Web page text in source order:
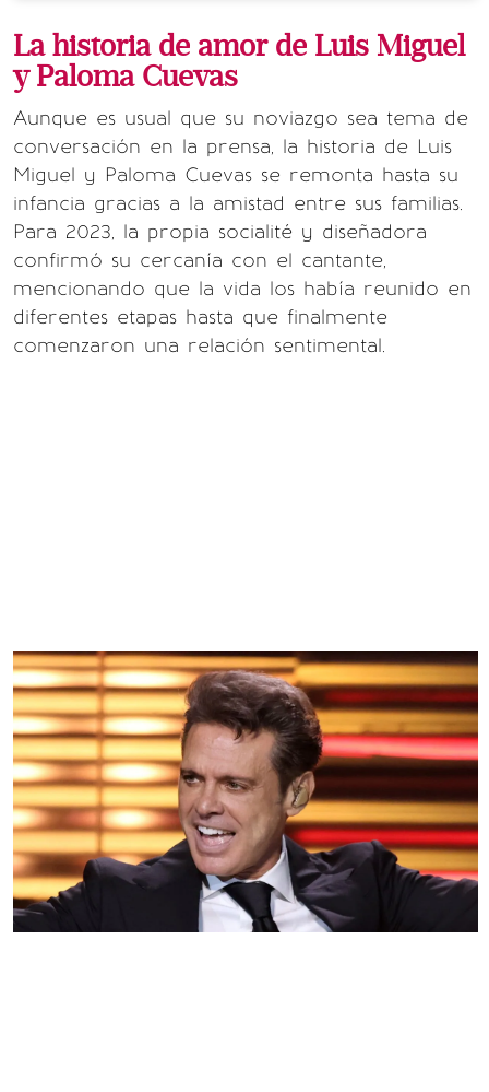
La historia de amor de Luis Miguel
y Paloma Cuevas
Aunque es usual que su noviazgo sea tema de
conversación en la prensa, la historia de Luis
Miguel y Paloma Cuevas se remonta hasta su
infancia gracias a la amistad entre sus familias.
Para 2023, la propia socialité y diseñadora
confirmó su cercanía con el cantante,
mencionando que la vida los había reunido en
diferentes etapas hasta que finalmente
comenzaron una relación sentimental.